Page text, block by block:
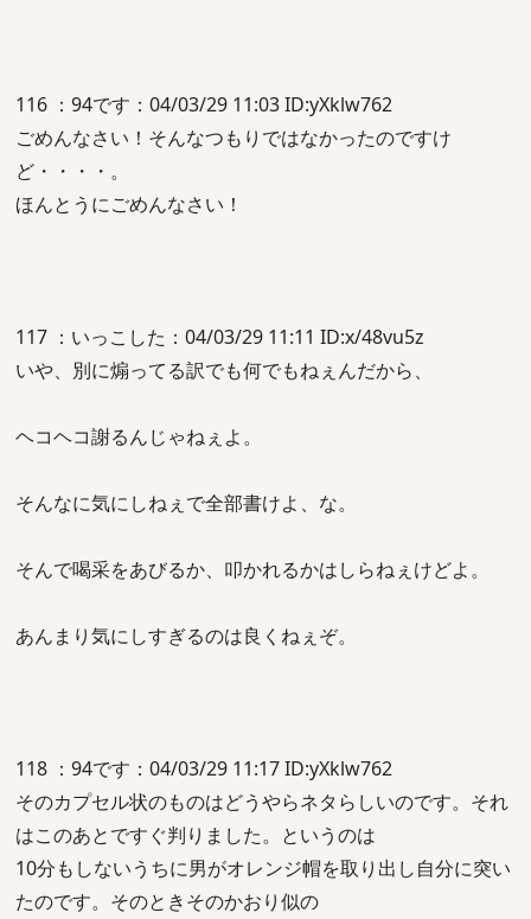
116 ：94です：04/03/29 11:03 ID:yXklw762
ごめんなさい！そんなつもりではなかったのですけ
ど・・・・。
ほんとうにごめんなさい！
117 ：いっこした：04/03/29 11:11 ID:x/48vu5z
いや、別に煽ってる訳でも何でもねぇんだから、
ヘコヘコ謝るんじゃねぇよ。
そんなに気にしねぇで全部書けよ、な。
そんで喝采をあびるか、叩かれるかはしらねぇけどよ。
あんまり気にしすぎるのは良くねぇぞ。
118 ：94です：04/03/29 11:17 ID:yXklw762
そのカプセル状のものはどうやらネタらしいのです。それ
はこのあとですぐ判りました。というのは
10分もしないうちに男がオレンジ帽を取り出し自分に突い
たのです。そのときそのかおり似の